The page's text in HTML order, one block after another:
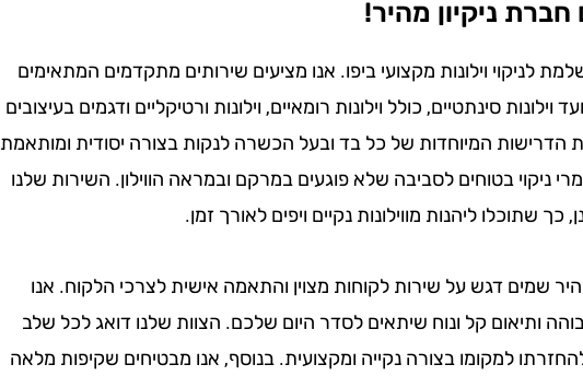
חברת ניקיון מהיר!
לניקוי וילונות מקצועי ביפו. אנו מציעים שירותים מתקדמים המתאימים
וילונות סינתטיים, כולל וילונות רומאיים, וילונות ורטיקליים ודגמים בעיצובים
את הדרישות המיוחדות של כל בד ובעל הכשרה לנקות בצורה יסודית ומותאמת
ניקוי בטוחים לסביבה שלא פוגעים במרקם ובמראה הווילון. השירות שלנו
שתוכלו ליהנות מווילונות נקיים ויפים לאורך זמן.
שמים דגש על שירות לקוחות מצוין והתאמה אישית לצרכי הלקוח. אנו
ותיאום קל ונוח שיתאים לסדר היום שלכם. הצוות שלנו דואג לכל שלב
למקומו בצורה נקייה ומקצועית. בנוסף, אנו מבטיחים שקיפות מלאה